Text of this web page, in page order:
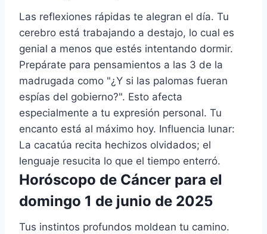
Las reflexiones rápidas te alegran el día. Tu
cerebro está trabajando a destajo, lo cual es
genial a menos que estés intentando dormir.
Prepárate para pensamientos a las 3 de la
madrugada como "¿Y si las palomas fueran
espías del gobierno?". Esto afecta
especialmente a tu expresión personal. Tu
encanto está al máximo hoy. Influencia lunar:
La cacatúa recita hechizos olvidados; el
lenguaje resucita lo que el tiempo enterró.
Horóscopo de Cáncer para el
domingo 1 de junio de 2025
Tus instintos profundos moldean tu camino.